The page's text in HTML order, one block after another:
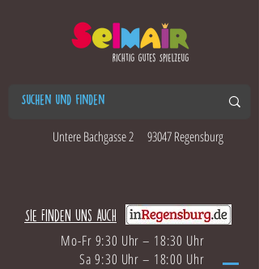
Untere Bachgasse 2 93047 Regensburg
Sie finden uns auch
Mo-Fr 9:30 Uhr – 18:30 Uhr
Sa 9:30 Uhr – 18:00 Uhr